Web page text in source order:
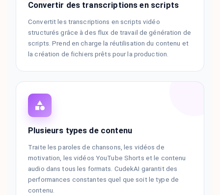
Convertir des transcriptions en scripts
Convertit les transcriptions en scripts vidéo
structurés grâce à des flux de travail de génération de
scripts. Prend en charge la réutilisation du contenu et
la création de fichiers prêts pour la production.
Plusieurs types de contenu
Traite les paroles de chansons, les vidéos de
motivation, les vidéos YouTube Shorts et le contenu
audio dans tous les formats. CudekAI garantit des
performances constantes quel que soit le type de
contenu.